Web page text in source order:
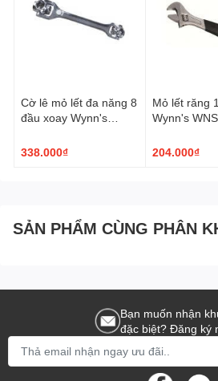
Cờ lê mỏ lết đa năng 8
đầu xoay Wynn's
338.000₫
Mỏ lết răng
Wynn's
204.000₫
SẢN PHẨM CÙNG PHÂN
Bạn muốn nhận
đặc biệt? Đăng ký